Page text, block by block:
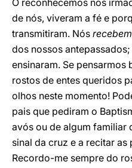
O reconhecemos nos
de nós, viveram a fé e
transmitiram. Nós
dos nossos
ensinaram. Se pensarmos
rostos de entes queridos
olhos neste momento!
pais que pediram o
avós ou de algum familiar
sinal da cruz e a recitar
Recordo-me sempre do